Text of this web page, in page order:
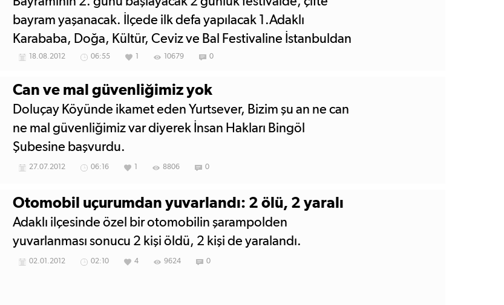
bayram yaşanacak. İlçede ilk defa yapılacak 1.Adaklı
Karababa, Doğa, Kültür, Ceviz ve Bal Festivaline İstanbuldan
çok sayıda katılımcı bekleniyor.
18.08.2012 06:55 10679 0
Can ve mal güvenliğimiz yok
Doluçay Köyünde ikamet eden Yurtsever, Bizim şu an ne can
ne mal güvenliğimiz var diyerek İnsan Hakları Bingöl
Şubesine başvurdu.
27.07.2012 06:16 8806 0
Otomobil uçurumdan yuvarlandı: 2 ölü, 2 yaralı
Adaklı ilçesinde özel bir otomobilin şarampolden
yuvarlanması sonucu 2 kişi öldü, 2 kişi de yaralandı.
02.01.2012 02:10 4 9624 0